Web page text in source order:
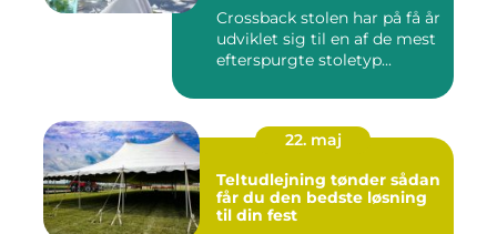
Crossback stolen har på få år
udviklet sig til en af de mest
efterspurgte stoletyp...
22. maj
Teltudlejning tønder sådan
får du den bedste løsning
til din fest